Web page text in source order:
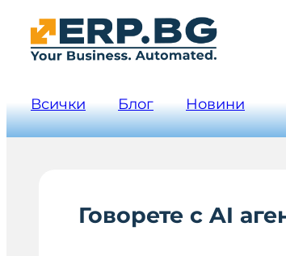
Всички Блог Новини
Говорете с AI